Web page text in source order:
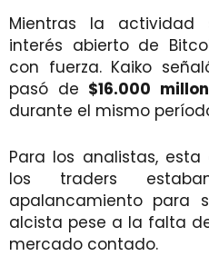
Mientras la actividad
interés abierto de
con fuerza. Kaiko
pasó de $16.000
durante el mismo
Para los analistas,
los traders
apalancamiento para
alcista pese a la falta
mercado contado.